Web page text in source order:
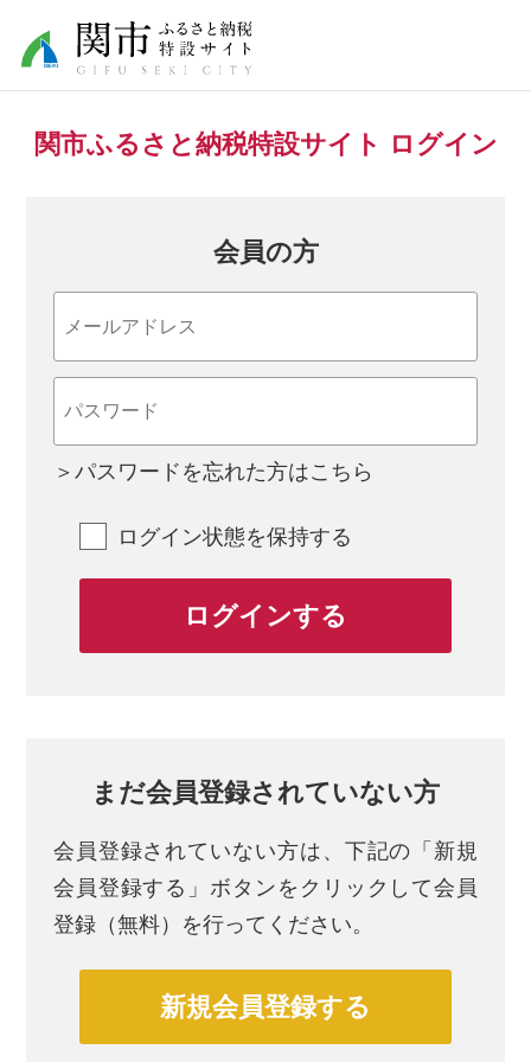
関市ふるさと納税特設サイト ログイン
会員の方
＞パスワードを忘れた方はこちら
ログイン状態を保持する
まだ会員登録されていない方
会員登録されていない方は、 下記の「新規
会員登録する」ボタンをクリックして会員
登録（無料）を行ってください。
新規会員登録する